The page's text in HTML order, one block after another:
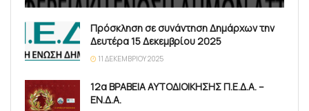
Πρόσκληση σε συνάντηση Δημάρχων την
Δευτέρα 15 Δεκεμβρίου 2025
11 ΔΕΚΕΜΒΡΊΟΥ 2025
12α ΒΡΑΒΕΙΑ ΑΥΤΟΔΙΟΙΚΗΣΗΣ Π.Ε.Δ.Α. –
ΕΝ.Δ.Α.